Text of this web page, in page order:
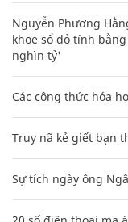
Nguyễn Phương
khoe sổ đỏ tính
nghìn tỷ'
Các công thức hóa
Truy nã kẻ giết bạn
Sự tích ngày ông